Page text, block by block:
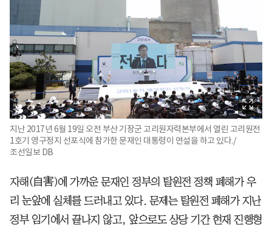
지난 2017년 6월 19일 오전 부산 기장군 고리원자력본부에서 열린 고리원전
1호기 영구정지 선포식에 참가한 문재인 대통령이 연설을 하고 있다./
조선일보 DB
자해(自害)에 가까운 문재인 정부의 탈원전 정책 폐해가 우
리 눈앞에 실체를 드러내고 있다. 문제는 탈원전 폐해가 지난
정부 임기에서 끝나지 않고, 앞으로도 상당 기간 현재 진행형